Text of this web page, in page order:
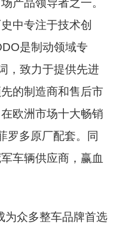
产品领导者之一。
中专注于技术创
是制动领域专
，致力于提供先进
的制造商和售后市
欧洲市场十大畅销
罗多原厂配套。同
车辆供应商，赢血
为众多整车品牌首选